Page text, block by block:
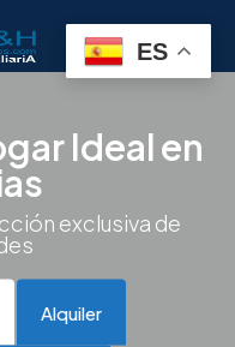
Ideal en
exclusiva de
Alquiler
ES